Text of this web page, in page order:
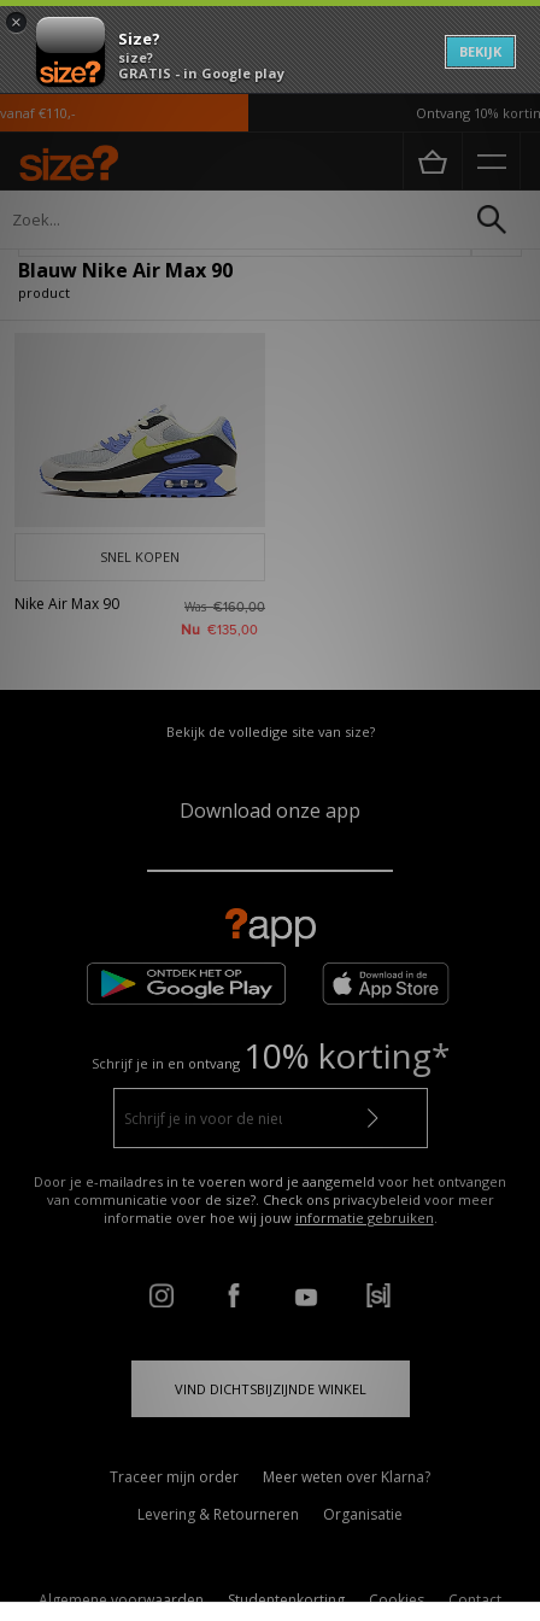
×
Size?
size?
GRATIS - in Google play
BEKIJK
€110,- Ontvang 10%
Home Blauw Nike Air Max 90
Blauw Nike Air Max 90
product
SNEL KOPEN
Nike Air Max 90 Was€160,00
Nu €135,00
Bekijk de volledige site van size?
Download onze app
Schrijf je in en ontvang 10% korting*
Door je e-mailadres in te voeren word je aangemeld voor het ontvangen
van communicatie voor de size?. Check ons privacybeleid voor meer
informatie over hoe wij jouw informatie gebruiken.
VIND DICHTSBIJZIJNDE WINKEL
Traceer mijn order
Meer weten over Klarna?
Levering & Retourneren
Organisatie
Algemene voorwaarden Studentenkorting Cookies Contact